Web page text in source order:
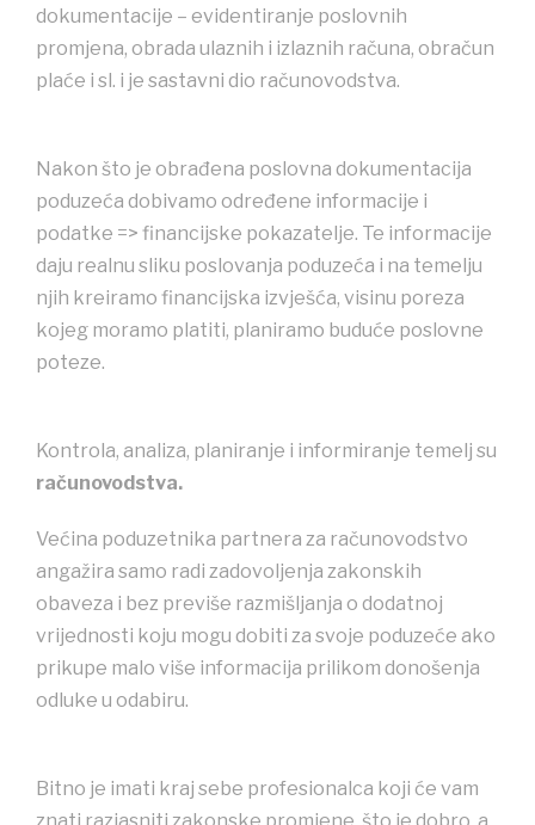
dokumentacije – evidentiranje poslovnih
promjena, obrada ulaznih i izlaznih računa, obračun
plaće i sl. i je sastavni dio računovodstva.
Nakon što je obrađena poslovna dokumentacija
poduzeća dobivamo određene informacije i
podatke => financijske pokazatelje. Te informacije
daju realnu sliku poslovanja poduzeća i na temelju
njih kreiramo financijska izvješća, visinu poreza
kojeg moramo platiti, planiramo buduće poslovne
poteze.
Kontrola, analiza, planiranje i informiranje temelj su
računovodstva.
Većina poduzetnika partnera za računovodstvo
angažira samo radi zadovoljenja zakonskih
obaveza i bez previše razmišljanja o dodatnoj
vrijednosti koju mogu dobiti za svoje poduzeće ako
prikupe malo više informacija prilikom donošenja
odluke u odabiru.
Bitno je imati kraj sebe profesionalca koji će vam
znati razjasniti zakonske promjene, što je dobro, a